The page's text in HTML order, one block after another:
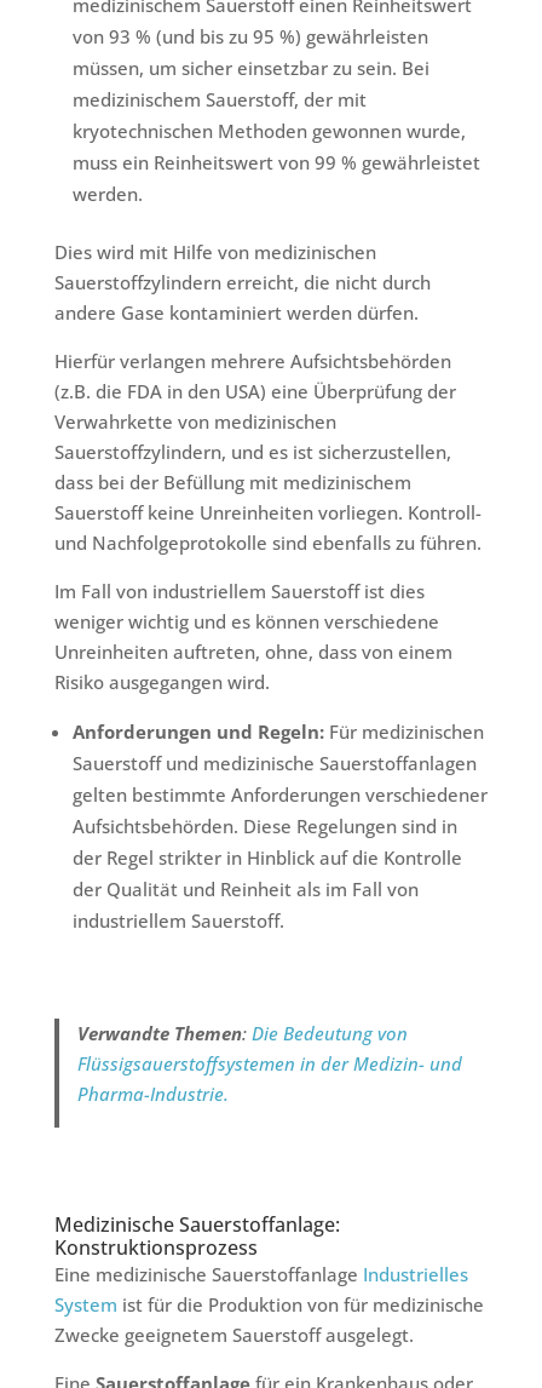
von 93 % (und bis zu 95 %) gewährleisten
müssen, um sicher einsetzbar zu sein. Bei
medizinischem Sauerstoff, der mit
kryotechnischen Methoden gewonnen wurde,
muss ein Reinheitswert von 99 % gewährleistet
werden.
Dies wird mit Hilfe von medizinischen
Sauerstoffzylindern erreicht, die nicht durch
andere Gase kontaminiert werden dürfen.
Hierfür verlangen mehrere Aufsichtsbehörden
(z.B. die FDA in den USA) eine Überprüfung der
Verwahrkette von medizinischen
Sauerstoffzylindern, und es ist sicherzustellen,
dass bei der Befüllung mit medizinischem
Sauerstoff keine Unreinheiten vorliegen. Kontroll-
und Nachfolgeprotokolle sind ebenfalls zu führen.
Im Fall von industriellem Sauerstoff ist dies
weniger wichtig und es können verschiedene
Unreinheiten auftreten, ohne, dass von einem
Risiko ausgegangen wird.
Anforderungen und Regeln:Für medizinischen
Sauerstoff und medizinische Sauerstoffanlagen
gelten bestimmte Anforderungen verschiedener
Aufsichtsbehörden. Diese Regelungen sind in
der Regel strikter in Hinblick auf die Kontrolle
der Qualität und Reinheit als im Fall von
industriellem Sauerstoff.
Verwandte Themen: Die Bedeutung von
Flüssigsauerstoffsystemen in der Medizin- und
Pharma-Industrie.
Medizinische Sauerstoffanlage:
Konstruktionsprozess
Eine medizinische Sauerstoffanlage Industrielles
System ist für die Produktion von für medizinische
Zwecke geeignetem Sauerstoff ausgelegt.